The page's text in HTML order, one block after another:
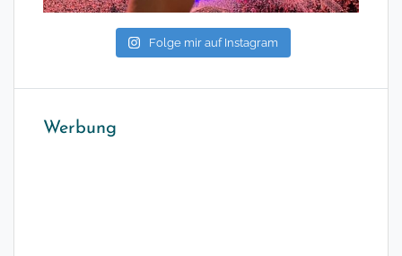
Folge mir auf Instagram
Werbung